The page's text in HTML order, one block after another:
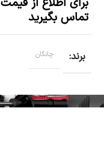
تماس بگیرید
برند چانگان